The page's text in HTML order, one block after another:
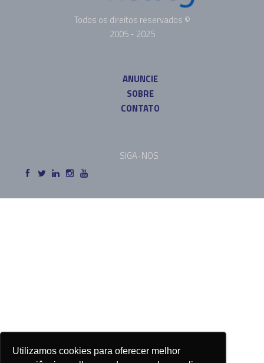
Utilizamos cookies para oferecer melhor
Todos os direitos reservados ©
2005 - 2025
ANUNCIE
SOBRE
CONTATO
SIGA-NOS